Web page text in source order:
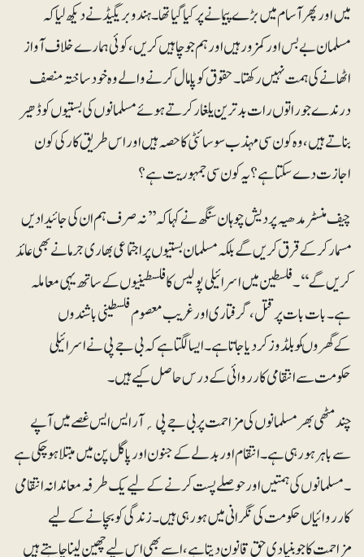
میں اورپھر آسام میں بڑے پیمانے پر کیا گیاتھا۔ ہندو بریگیڈ نے دیکھ لیا کہ
مسلمان بے بس اور کمزورہیں اور ہم جو چاہیں کریں، کوئی ہمارے خلاف آواز
اٹھانے کی ہمت نہیں رکھتا ۔ حقوق کو پامال کرنے والے وہ خودساختہ منصف
درندے جو راتوں رات بدترین یلغار کرتے ہوئے مسلمانوں کی بستیوں کو ڈھیر
بناتے ہیں، وہ کون سی مہذب سوسائٹی کا حصہ ہیں اور اس طریق کار کی کون
اجازت دے سکتا ہے؟ یہ کون سی جمہوریت ہے؟
چیف منسٹر مدھیہ پردیش چوہان سنگھ نے کہا کہ ’’نہ صرف ہم ان کی جائیدادیں
مسمار کرکے قرق کریں گےبلکہ مسلمان بستیوں پر اجتماعی بھاری جرمانے بھی عائد
کریں گے‘‘۔فلسطین میں اسرائیلی پولیس کا فلسطینیوں کے ساتھ یہی معاملہ
ہے۔ بات بات پر قتل، گرفتاری اور غریب معصوم فلسطینی باشندوں
کےگھروںکوبلڈوزکردیاجاتاہے۔ ایسالگتا ہے کہ بی جے پی نے اسرائیلی
حکومت سے انتقامی کارروائی کے درس حاصل کیے ہیں ۔
چند مٹھی بھر مسلمانوں کی مزاحمت پر بی جے پی ؍ آر ایس ایس غصے میں آپے
سے باہر ہورہی ہے ۔ انتقام اور بدلے کے جنون اور پاگل پن میں مبتلاہوچکی ہے
۔ مسلمانوں کی ہمتیں اور حوصلے پست کرنے کے لیے یک طرفہ معاندانہ انتقامی
کارروائیاں حکومت کی نگرانی میں ہورہی ہیں۔ زندگی کو بچانے کے لیے
مزاحمت کا جو بنیادی حق قانون دیتا ہے، اسے بھی اس لیے چھین لینا چاہتے ہیں